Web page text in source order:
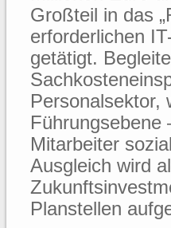
Großteil in das
erforderlichen
getätigt.
Personalsektor,
Führungsebene
Mitarbeiter
Ausgleich wird
Planstellen